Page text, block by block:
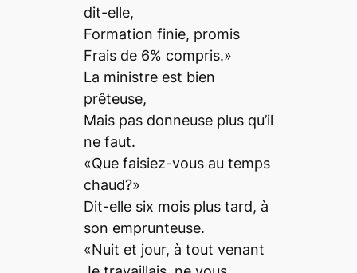
dit-elle,
Formation finie, promis
Frais de 6% compris.»
La ministre est bien
prêteuse,
Mais pas donneuse plus qu’il
ne faut.
«Que faisiez-vous au temps
chaud?»
Dit-elle six mois plus tard, à
son emprunteuse.
«Nuit et jour, à tout venant